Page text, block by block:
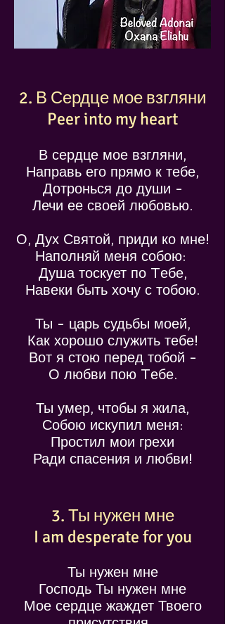
2. В Сердце мое взгляни
Peer into my heart
В сердце мое взгляни,
Направь его прямо к тебе,
Дотронься до души -
Лечи ее своей любовью.
О, Дух Святой, приди ко мне!
Наполняй меня собою:
Душа тоскует по Tебе,
Навеки быть хочу с тобою.
Ты - царь судьбы моей,
Как хорошо служить тебе!
Вот я стою перед тобой -
О любви пою Tебе.
Ты умер, чтобы я жила,
Собою искупил меня:
Простил мои грехи
Ради спасения и любви!
3. Ты нужен мне
I am desperate for you
Ты нужен мне
Господь Ты нужен мне
Мое сердце жаждет Твоего